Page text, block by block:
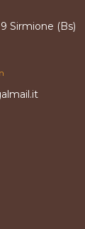
Sirmione (Bs)